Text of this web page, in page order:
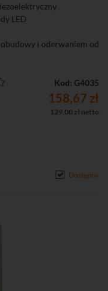
LED
i oderwaniem od
Kod: G4035
158,67 zł
129,00 zł netto
Dostępny